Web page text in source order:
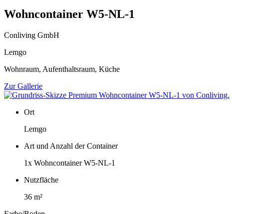
Wohncontainer W5-NL-1
Conliving GmbH
Lemgo
Wohnraum, Aufenthaltsraum, Küche
Zur Gallerie
Ort
Lemgo
Art und Anzahl der Container
1x Wohncontainer W5-NL-1
Nutzfläche
36 m²